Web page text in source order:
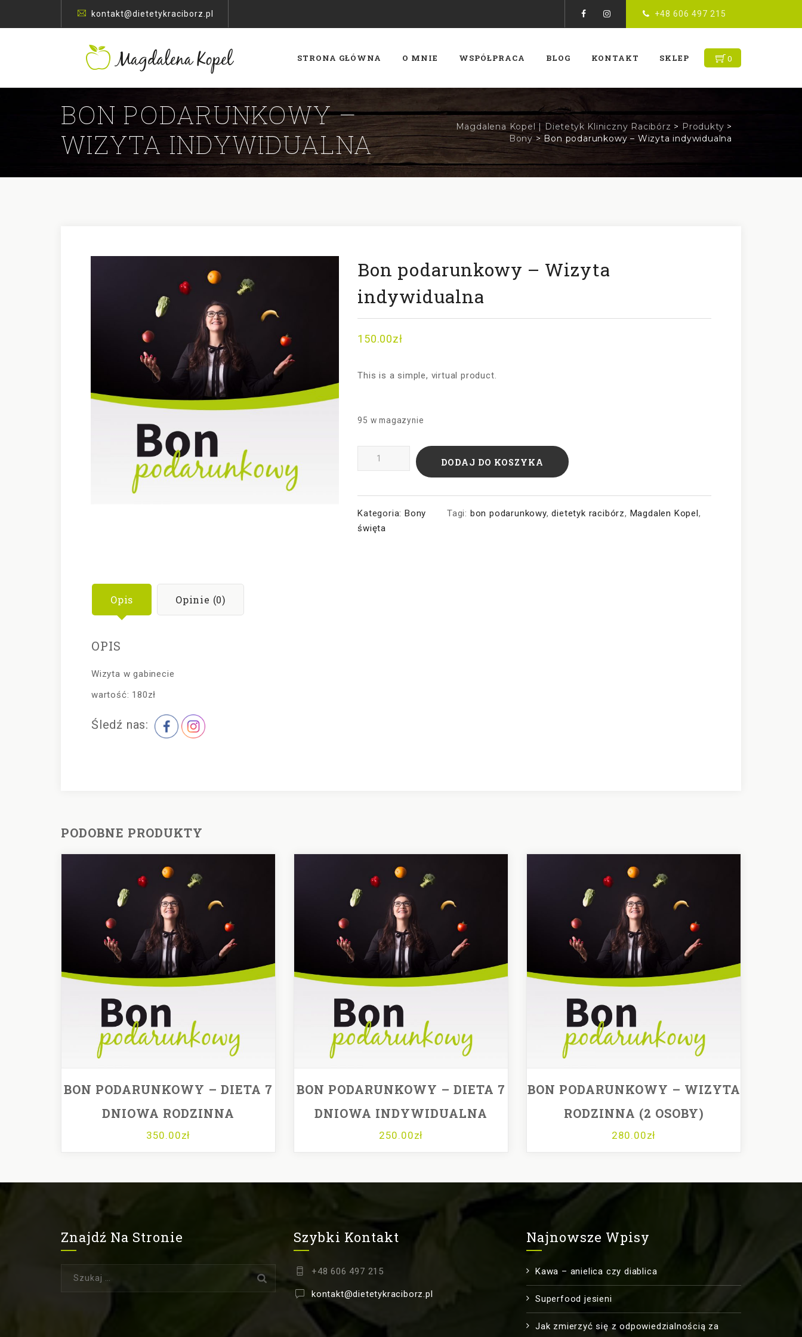
kontakt@dietetykraciborz.pl +48 606 497 215
0
STRONA GŁÓWNA O MNIE WSPÓŁPRACA BLOG KONTAKT SKLEP
BON PODARUNKOWY –
WIZYTA INDYWIDUALNA
Magdalena Kopel | Dietetyk Kliniczny Racibórz > Produkty >
Bony>Bon podarunkowy – Wizyta indywidualna
Bon podarunkowy – Wizyta
indywidualna
150.00zł
This is a simple, virtual product.
95 w magazynie
ilość
-
Wizyta
indywidualna
DODAJ DO KOSZYKA
Kategoria:Bony Tagi: bon podarunkowy,dietetyk racibórz, Magdalen Kopel,
święta
Opis Opinie (0)
OPIS
Wizyta w gabinecie
wartość: 180zł
Śledź nas:
PODOBNE PRODUKTY
BON PODARUNKOWY – DIETA 7
DNIOWA RODZINNA
350.00zł
BON PODARUNKOWY – DIETA 7
DNIOWA INDYWIDUALNA
250.00zł
BON PODARUNKOWY – WIZYTA
RODZINNA (2 OSOBY)
280.00zł
Znajdź Na Stronie Szybki Kontakt
+48 606 497 215
kontakt@dietetykraciborz.pl
Najnowsze Wpisy
Kawa – anielica czy diablica
Superfood jesieni
Jak zmierzyć się z odpowiedzialnością za